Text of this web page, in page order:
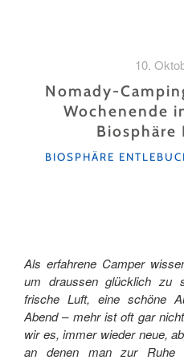
10.
Nomady-
Wochenende
Biosphäre
KATEGORIEN
BIOSPHÄRE
Als erfahrene Camper
um draussen glücklich zu
frische Luft, eine schöne
Abend – mehr ist oft gar
wir es, immer wieder neue,
an denen man zur